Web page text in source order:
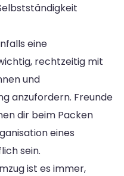
eine
rechtzeitig mit
und
anzufordern. Freunde
dir beim Packen
eines
sein.
ist es immer,